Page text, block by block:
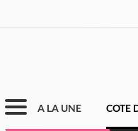
A LA UNE COTE